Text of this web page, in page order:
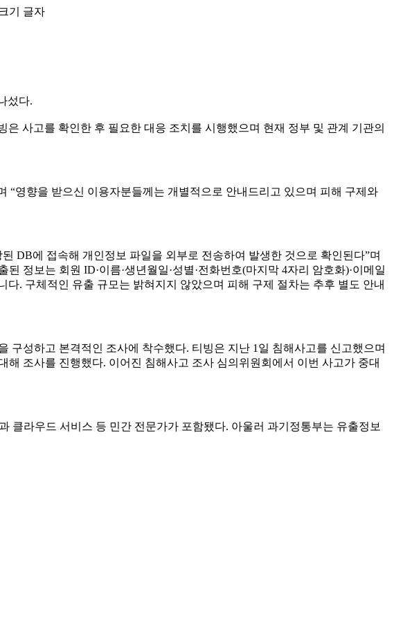
기 글자
섰다.
사고를 확인한 후 필요한 대응 조치를 시행했으며 현재 정부 및 관계 기관의
“영향을 받으신 이용자분들께는 개별적으로 안내드리고 있으며 피해 구제와
DB에 접속해 개인정보 파일을 외부로 전송하여 발생한 것으로 확인된다”며
정보는 회원 ID·이름·생년월일·성별·전화번호(마지막 4자리 암호화)·이메일
. 구체적인 유출 규모는 밝혀지지 않았으며 피해 구제 절차는 추후 별도 안내
성하고 본격적인 조사에 착수했다. 티빙은 지난 1일 침해사고를 신고했으며
조사를 진행했다. 이어진 침해사고 조사 심의위원회에서 이번 사고가 중대
클라우드 서비스 등 민간 전문가가 포함됐다. 아울러 과기정통부는 유출정보